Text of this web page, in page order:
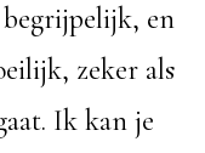
en
zeker als
Ik kan je